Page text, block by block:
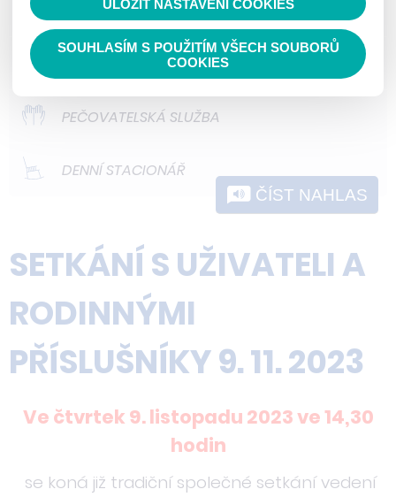
ODLEHČOVACÍ SLUŽBY
DOMOVY PRO OSOBY SE ZDRAVOTNÍM
POSTIŽENÍM
PEČOVATELSKÁ SLUŽBA
DENNÍ STACIONÁŘ
ČÍST NAHLAS
SETKÁNÍ S UŽIVATELI A
RODINNÝMI
PŘÍSLUŠNÍKY 9. 11. 2023
Ve čtvrtek 9. listopadu 2023 ve 14,30
hodin
se koná již tradiční společné setkání vedení
nedokážeme zjistit navštívené odkazy,
prohlížené zboží apod.
ULOŽIT NASTAVENÍ COOKIES
SOUHLASÍM S POUŽITÍM VŠECH SOUBORŮ
COOKIES